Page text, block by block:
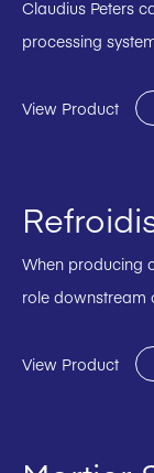
Claudius Peters
processing
View Product
When producing
role downstream
View Product